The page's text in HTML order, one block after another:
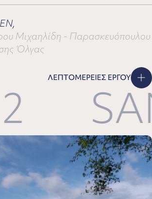
Μιχαηλίδη - Παρασκευόπουλου
Όλγας
ΛΕΠΤΟΜΕΡΕΙΕΣ ΕΡΓΟΥ